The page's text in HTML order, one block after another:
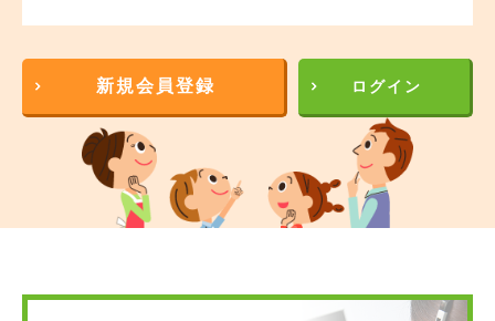
新規会員登録 ログイン